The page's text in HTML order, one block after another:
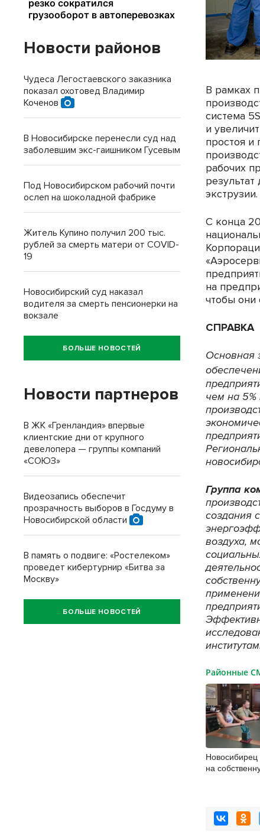
В рамках
система
и
простоя и
рабочих
экструзии.
С конца
на
чтобы они
СПРАВКА
Основная
чем на 5%
Группа
создания
воздуха,
Районные
на
Новости районов
Чудеса Легостаевского заказника
показал охотовед Владимир
Коченов
В Новосибирске перенесли суд над
заболевшим экс-гаишником Гусевым
Под Новосибирском рабочий почти
ослеп на шоколадной фабрике
Житель Купино получил 200 тыс.
рублей за смерть матери от COVID-
19
Новосибирский суд наказал
водителя за смерть пенсионерки на
вокзале
БОЛЬШЕ НОВОСТЕЙ
Новости партнеров
В ЖК «Гренландия» впервые
клиентские дни от крупного
девелопера — группы компаний
«СОЮЗ»
Видеозапись обеспечит
прозрачность выборов в Госдуму в
Новосибирской области
В память о подвиге: «Ростелеком»
проведет кибертурнир «Битва за
Москву»
БОЛЬШЕ НОВОСТЕЙ